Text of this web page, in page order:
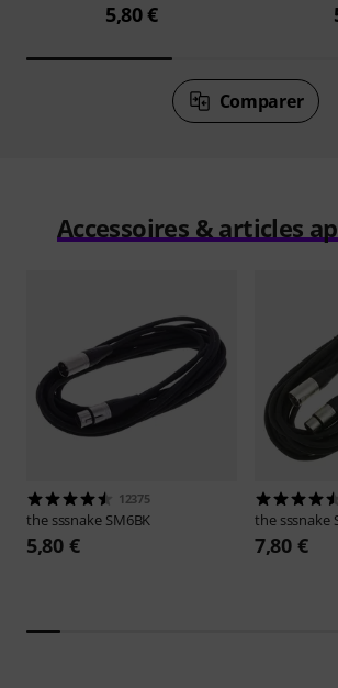
5,80 €
Comparer
Accessoires & articles
12375
the sssnake SM6BK
5,80 €
the sssnake
7,80 €